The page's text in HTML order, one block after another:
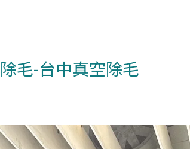
毛-台中真空除毛